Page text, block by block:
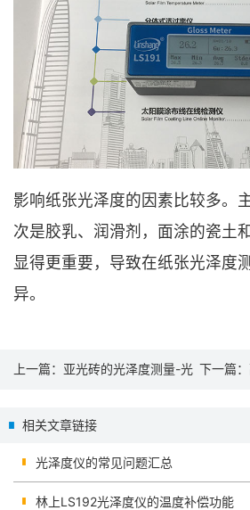
影响纸张光泽度的因素比较多。
次是胶乳、润滑剂，面涂的瓷土
显得更重要，导致在纸张光泽度
异。
上一篇： 亚光砖的光泽度测量-光 下一篇：
相关文章链接
光泽度仪的常见问题汇总
林上LS192光泽度仪的温度补偿功能